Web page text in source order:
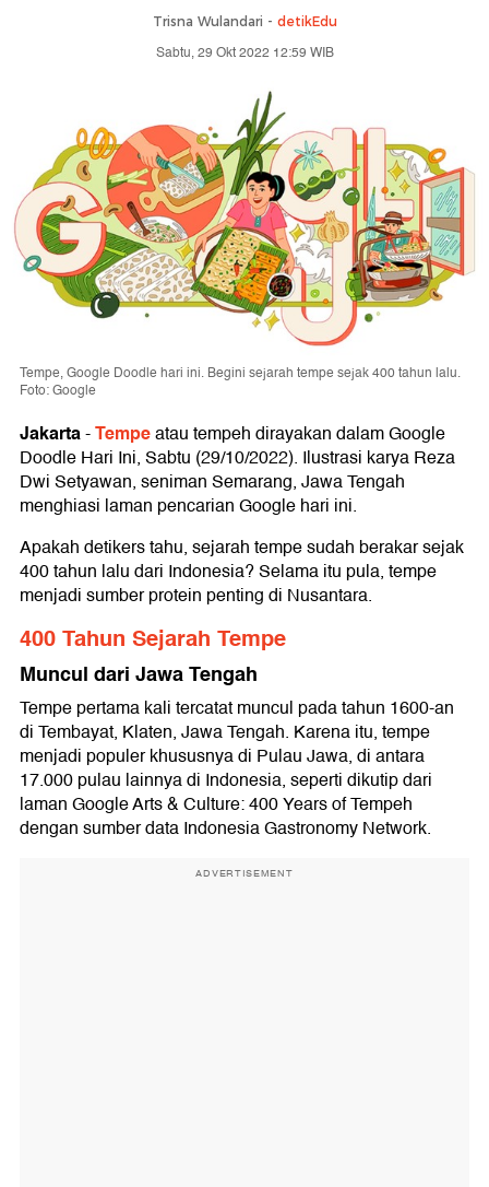
Trisna Wulandari - detikEdu
Sabtu, 29 Okt 2022 12:59 WIB
Tempe, Google Doodle hari ini. Begini sejarah tempe sejak 400 tahun lalu.
Foto: Google
Jakarta-Tempeatau tempeh dirayakan dalam Google
Doodle Hari Ini, Sabtu (29/10/2022). Ilustrasi karya Reza
Dwi Setyawan, seniman Semarang, Jawa Tengah
menghiasi laman pencarian Google hari ini.
Apakah detikers tahu, sejarah tempe sudah berakar sejak
400 tahun lalu dari Indonesia? Selama itu pula, tempe
menjadi sumber protein penting di Nusantara.
400 Tahun Sejarah Tempe
Muncul dari Jawa Tengah
Tempe pertama kali tercatat muncul pada tahun 1600-an
di Tembayat, Klaten, Jawa Tengah. Karena itu, tempe
menjadi populer khususnya di Pulau Jawa, di antara
17.000 pulau lainnya di Indonesia, seperti dikutip dari
laman Google Arts & Culture: 400 Years of Tempeh
dengan sumber data Indonesia Gastronomy Network.
ADVERTISEMENT